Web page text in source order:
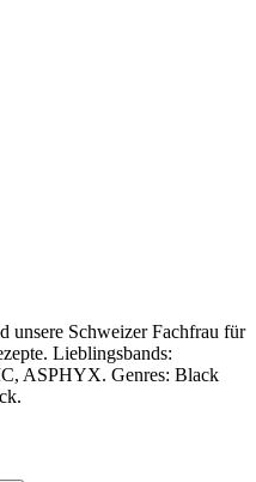
unsere Schweizer Fachfrau für
Lieblingsbands:
ASPHYX. Genres: Black